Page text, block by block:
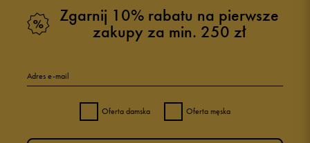
Zgarnij 10% rabatu na pierwsze
zakupy za min. 250 zł
Adres e-mail
Oferta damska Oferta męska